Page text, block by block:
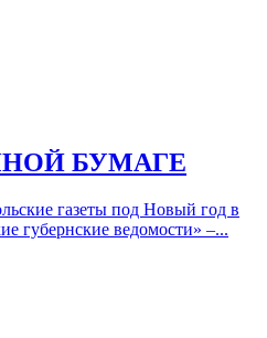
БУМАГЕ
газеты под Новый год в
губернские ведомости» –...